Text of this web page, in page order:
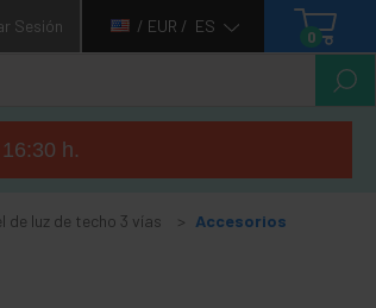
Sesión / EUR / ES
0
h.
de luz de techo 3 vías
Accesorios